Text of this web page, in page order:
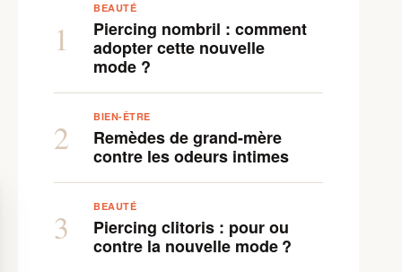
1
BEAUTÉ
Piercing nombril : comment
adopter cette nouvelle
mode ?
2
BIEN-ÊTRE
Remèdes de grand-mère
contre les odeurs intimes
3
BEAUTÉ
Piercing clitoris : pour ou
contre la nouvelle mode ?